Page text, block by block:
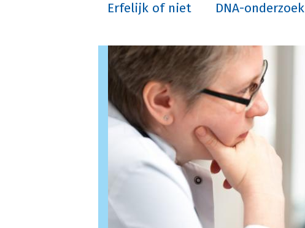
Erfelijk of niet DNA-onderzoek